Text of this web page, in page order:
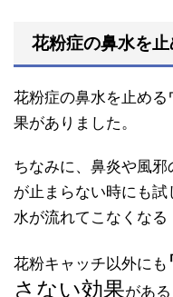
花粉症の鼻水を
花粉症の鼻水を止め
果がありました。
ちなみに、鼻炎や風
が止まらない時にも
水が流れてこなくなる
花粉キャッチ以外にも
さない効果があ